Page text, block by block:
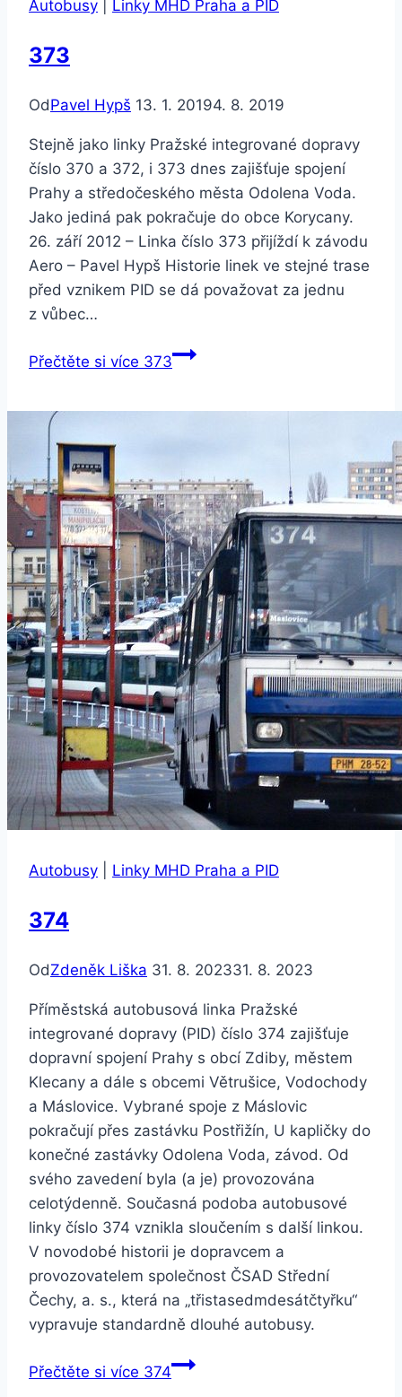
Autobusy Linky MHD Praha a PID
373
OdPavel Hypš 13. 1. 20194. 8. 2019
Stejně jako linky Pražské integrované dopravy
číslo 370 a 372, i 373 dnes zajišťuje spojení
Prahy a středočeského města Odolena Voda.
Jako jediná pak pokračuje do obce Korycany.
26. září 2012 – Linka číslo 373 přijíždí k závodu
Aero – Pavel Hypš Historie linek ve stejné trase
před vznikem PID se dá považovat za jednu
z vůbec…
Přečtěte si více 373
Autobusy Linky MHD Praha a PID
374
OdZdeněk Liška 31. 8. 202331. 8. 2023
Příměstská autobusová linka Pražské
integrované dopravy (PID) číslo 374 zajišťuje
dopravní spojení Prahy s obcí Zdiby, městem
Klecany a dále s obcemi Větrušice, Vodochody
a Máslovice. Vybrané spoje z Máslovic
pokračují přes zastávku Postřižín, U kapličky do
konečné zastávky Odolena Voda, závod. Od
svého zavedení byla (a je) provozována
celotýdenně. Současná podoba autobusové
linky číslo 374 vznikla sloučením s další linkou.
V novodobé historii je dopravcem a
provozovatelem společnost ČSAD Střední
Čechy, a. s., která na „třistasedmdesátčtyřku“
vypravuje standardně dlouhé autobusy.
Přečtěte si více 374